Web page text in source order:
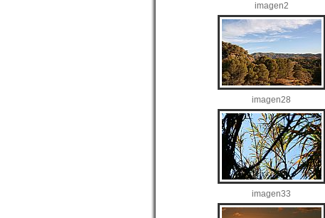
imagen2
imagen28
imagen33